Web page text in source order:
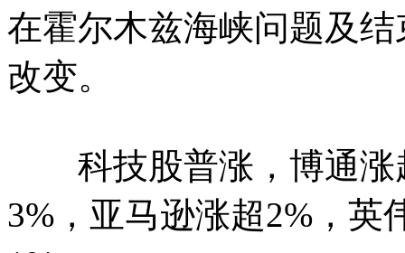
在霍尔木兹海峡问题及
改变。
科技股普涨，博通涨
3%，亚马逊涨超2%，英